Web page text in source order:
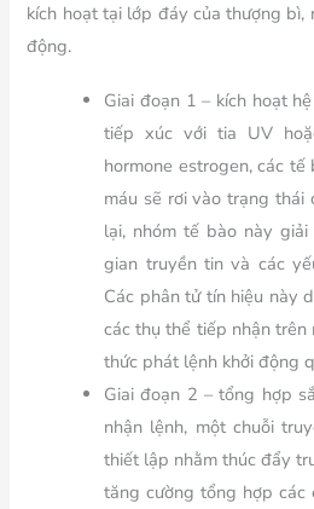
kích hoạt tại lớp đáy của thượng bì,
động.
Giai đoạn 1 – kích hoạt
tiếp xúc với tia UV
hormone estrogen, các
máu sẽ rơi vào trạng
lại, nhóm tế bào này
gian truyền tin và các
Các phân tử tín hiệu này
các thụ thể tiếp nhận trên
thức phát lệnh khởi động
Giai đoạn 2 – tổng hợp
nhận lệnh, một chuỗi
thiết lập nhằm thúc đẩy
tăng cường tổng hợp các